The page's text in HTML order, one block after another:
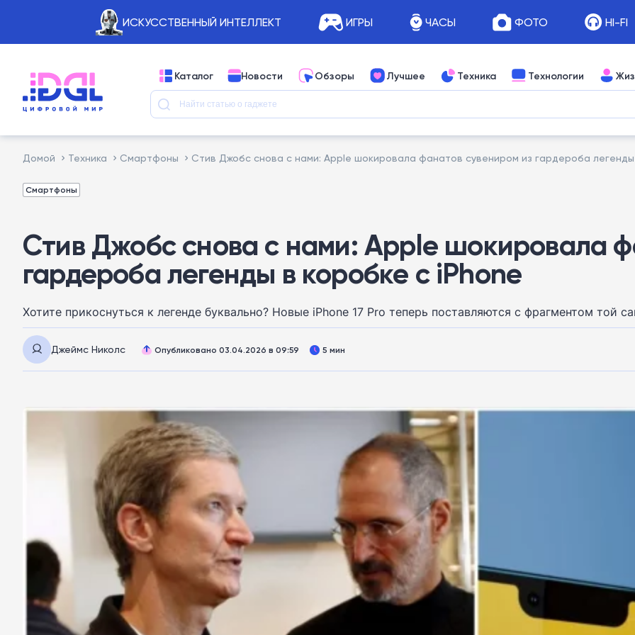
ИСКУССТВЕННЫЙ ИНТЕЛЛЕКТ ИГРЫ ЧАСЫ ФОТО HI-FI
Каталог Новости Обзоры Лучшее Техника Технологии
Домой Техника Смартфоны Стив Джобс снова с нами: Apple шокировала фанатов сувениром из гардероба легенды
Смартфоны
Стив Джобс снова с нами: Apple шокировала
гардероба легенды в коробке с iPhone
Хотите прикоснуться к легенде буквально? Новые iPhone 17 Pro теперь поставляются с фрагментом той
Джеймс Николс Опубликовано 03.04.2026 в 09:59 5 мин